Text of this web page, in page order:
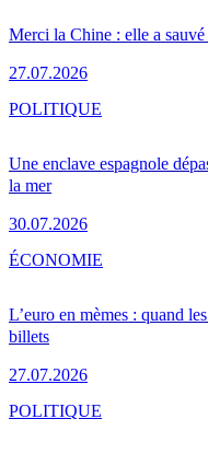
Merci la Chine : elle a
27.07.2026
Une enclave espagnole
la mer
30.07.2026
POLITIQUE
L’euro en mèmes : quand
billets
27.07.2026
ÉCONOMIE
POLITIQUE